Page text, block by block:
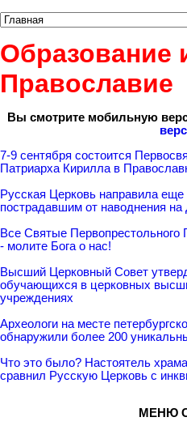
Образование
Православие
Вы смотрите мобильную
7-9 сентября состоится
Патриарха Кирилла в
Русская Церковь направила
пострадавшим от наводнения
Все Святые
- молите Бога о нас!
Высший Церковный Совет
обучающихся в церковных
учреждениях
Археологи на месте
обнаружили более 200
Что это было? Настоятель
сравнил Русскую Церковь с
МЕНЮ